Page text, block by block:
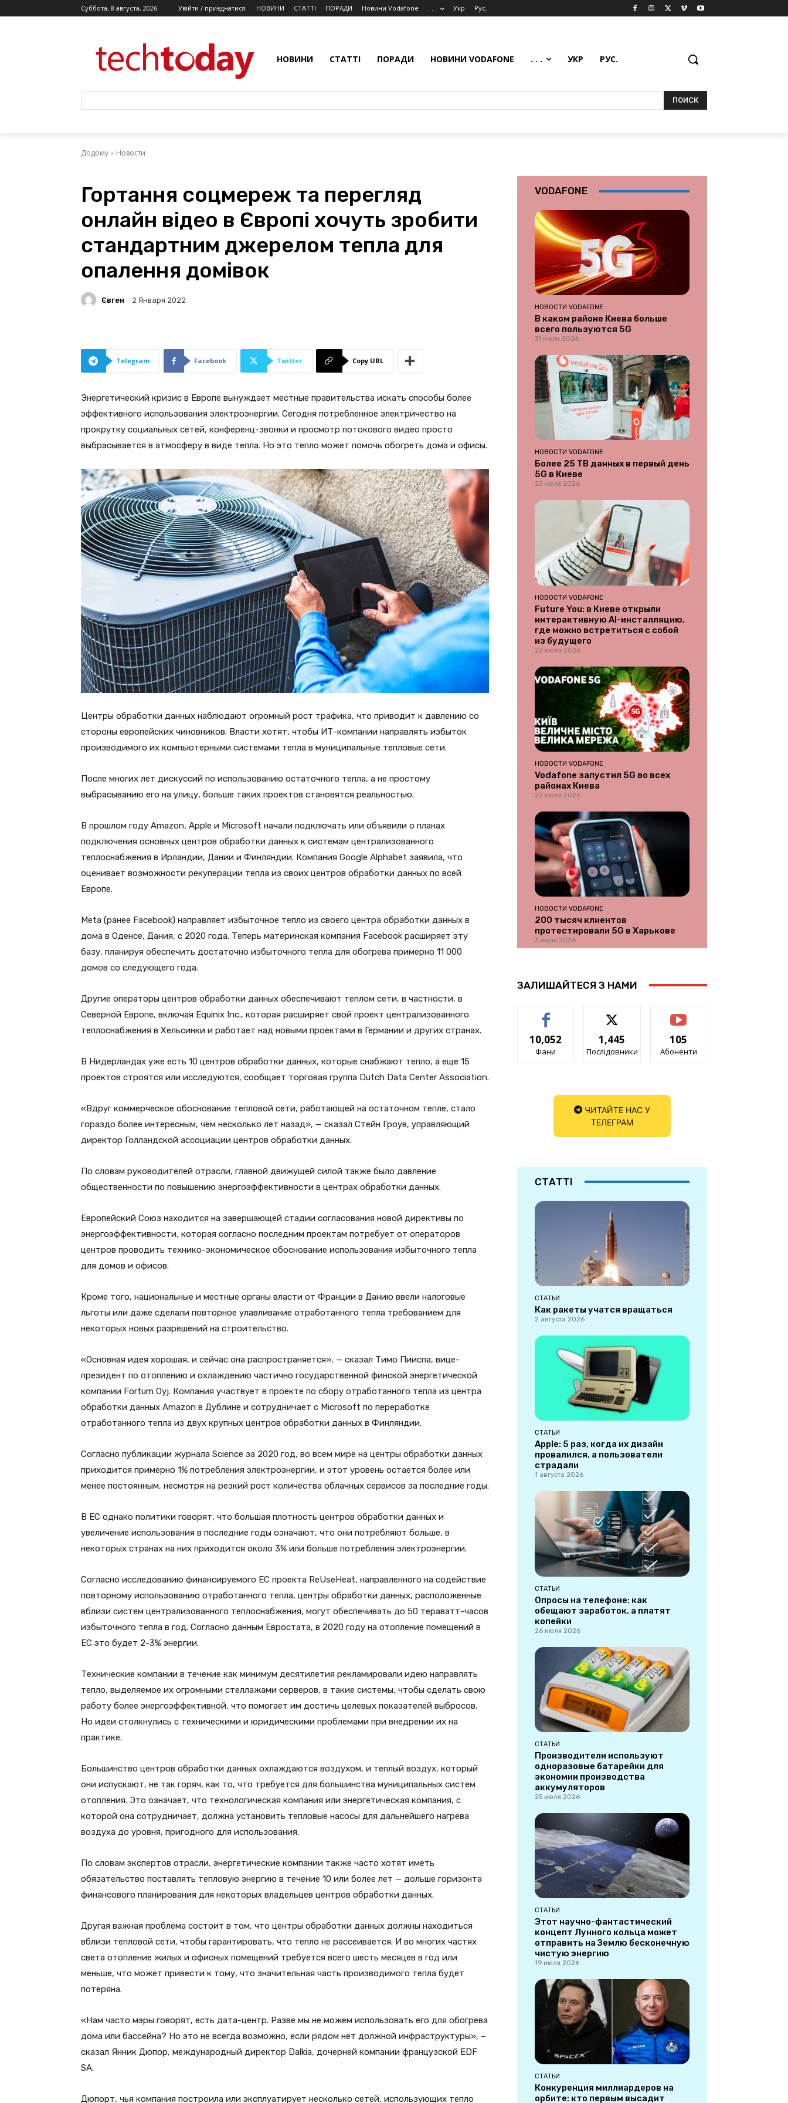
Суббота, 8 августа, 2026 Увійти / приєднатися НОВИНИ СТАТТІ ПОРАДИ Новини Vodafone . . . Укр Рус.
НОВИНИ СТАТТІ ПОРАДИ НОВИНИ VODAFONE . . . УКР РУС.
ПОИСК
Додому Новости
Гортання соцмереж та перегляд
онлайн відео в Європі хочуть зробити
стандартним джерелом тепла для
опалення домівок
Євген 2 Января 2022
Telegram Facebook Twitter Copy URL
Энергетический кризис в Европе вынуждает местные правительства искать способы более
эффективного использования электроэнергии. Сегодня потребленное электричество на
прокрутку социальных сетей, конференц-звонки и просмотр потокового видео просто
выбрасывается в атмосферу в виде тепла. Но это тепло может помочь обогреть дома и офисы.
Центры обработки данных наблюдают огромный рост трафика, что приводит к давлению со
стороны европейских чиновников. Власти хотят, чтобы ИТ-компании направлять избыток
производимого их компьютерными системами тепла в муниципальные тепловые сети.
После многих лет дискуссий по использованию остаточного тепла, а не простому
выбрасыванию его на улицу, больше таких проектов становятся реальностью.
В прошлом году Amazon, Apple и Microsoft начали подключать или объявили о планах
подключения основных центров обработки данных к системам централизованного
теплоснабжения в Ирландии, Дании и Финляндии. Компания Google Alphabet заявила, что
оценивает возможности рекуперации тепла из своих центров обработки данных по всей
Европе.
Meta (ранее Facebook) направляет избыточное тепло из своего центра обработки данных в
дома в Оденсе, Дания, с 2020 года. Теперь материнская компания Facebook расширяет эту
базу, планируя обеспечить достаточно избыточного тепла для обогрева примерно 11 000
домов со следующего года.
Другие операторы центров обработки данных обеспечивают теплом сети, в частности, в
Северной Европе, включая Equinix Inc., которая расширяет свой проект централизованного
теплоснабжения в Хельсинки и работает над новыми проектами в Германии и других странах.
В Нидерландах уже есть 10 центров обработки данных, которые снабжают тепло, а еще 15
проектов строятся или исследуются, сообщает торговая группа Dutch Data Center Association.
«Вдруг коммерческое обоснование тепловой сети, работающей на остаточном тепле, стало
гораздо более интересным, чем несколько лет назад», — сказал Стейн Гроув, управляющий
директор Голландской ассоциации центров обработки данных.
По словам руководителей отрасли, главной движущей силой также было давление
общественности по повышению энергоэффективности в центрах обработки данных.
Европейский Союз находится на завершающей стадии согласования новой директивы по
энергоэффективности, которая согласно последним проектам потребует от операторов
центров проводить технико-экономическое обоснование использования избыточного тепла
для домов и офисов.
Кроме того, национальные и местные органы власти от Франции в Данию ввели налоговые
льготы или даже сделали повторное улавливание отработанного тепла требованием для
некоторых новых разрешений на строительство.
«Основная идея хорошая, и сейчас она распространяется», — сказал Тимо Пииспа, вице-
президент по отоплению и охлаждению частично государственной финской энергетической
компании Fortum Oyj. Компания участвует в проекте по сбору отработанного тепла из центра
обработки данных Amazon в Дублине и сотрудничает с Microsoft по переработке
отработанного тепла из двух крупных центров обработки данных в Финляндии.
Согласно публикации журнала Science за 2020 год, во всем мире на центры обработки данных
приходится примерно 1% потребления электроэнергии, и этот уровень остается более или
менее постоянным, несмотря на резкий рост количества облачных сервисов за последние годы.
В ЕС однако политики говорят, что большая плотность центров обработки данных и
увеличение использования в последние годы означают, что они потребляют больше, в
некоторых странах на них приходится около 3% или больше потребления электроэнергии.
Согласно исследованию финансируемого ЕС проекта ReUseHeat, направленного на содействие
повторному использованию отработанного тепла, центры обработки данных, расположенные
вблизи систем централизованного теплоснабжения, могут обеспечивать до 50 тераватт-часов
избыточного тепла в год. Согласно данным Евростата, в 2020 году на отопление помещений в
ЕС это будет 2-3% энергии.
Технические компании в течение как минимум десятилетия рекламировали идею направлять
тепло, выделяемое их огромными стеллажами серверов, в такие системы, чтобы сделать свою
работу более энергоэффективной, что помогает им достичь целевых показателей выбросов.
Но идеи столкнулись с техническими и юридическими проблемами при внедрении их на
практике.
Большинство центров обработки данных охлаждаются воздухом, и теплый воздух, который
они испускают, не так горяч, как то, что требуется для большинства муниципальных систем
отопления. Это означает, что технологическая компания или энергетическая компания, с
которой она сотрудничает, должна установить тепловые насосы для дальнейшего нагрева
воздуха до уровня, пригодного для использования.
По словам экспертов отрасли, энергетические компании также часто хотят иметь
обязательство поставлять тепловую энергию в течение 10 или более лет — дольше горизонта
финансового планирования для некоторых владельцев центров обработки данных.
Другая важная проблема состоит в том, что центры обработки данных должны находиться
вблизи тепловой сети, чтобы гарантировать, что тепло не рассеивается. И во многих частях
света отопление жилых и офисных помещений требуется всего шесть месяцев в год или
меньше, что может привести к тому, что значительная часть производимого тепла будет
потеряна.
«Нам часто мэры говорят, есть дата-центр. Разве мы не можем использовать его для обогрева
дома или бассейна? Но это не всегда возможно, если рядом нет должной инфраструктуры», –
сказал Янник Дюпор, международный директор Dalkia, дочерней компании французской EDF
SA.
Дюпорт, чья компания построила или эксплуатирует несколько сетей, использующих тепло
VODAFONE
НОВОСТИ VODAFONE
В каком районе Киева больше
всего пользуются 5G
31 июля 2026
НОВОСТИ VODAFONE
Более 25 ТВ данных в первый день
5G в Киеве
23 июля 2026
НОВОСТИ VODAFONE
Future You: в Киеве открыли
интерактивную AI-инсталляцию,
где можно встретиться с собой
из будущего
22 июля 2026
НОВОСТИ VODAFONE
Vodafone запустил 5G во всех
районах Киева
22 июля 2026
НОВОСТИ VODAFONE
200 тысяч клиентов
протестировали 5G в Харькове
3 июля 2026
ЗАЛИШАЙТЕСЯ З НАМИ
10,052
Фани
1,445
Послідовники
105
Абоненти
ЧИТАЙТЕ НАС У
ТЕЛЕГРАМ
СТАТТІ
СТАТЬИ
Как ракеты учатся вращаться
2 августа 2026
СТАТЬИ
Apple: 5 раз, когда их дизайн
провалился, а пользователи
страдали
1 августа 2026
СТАТЬИ
Опросы на телефоне: как
обещают заработок, а платят
копейки
26 июля 2026
СТАТЬИ
Производители используют
одноразовые батарейки для
экономии производства
аккумуляторов
25 июля 2026
СТАТЬИ
Этот научно-фантастический
концепт Лунного кольца может
отправить на Землю бесконечную
чистую энергию
19 июля 2026
СТАТЬИ
Конкуренция миллиардеров на
орбите: кто первым высадит